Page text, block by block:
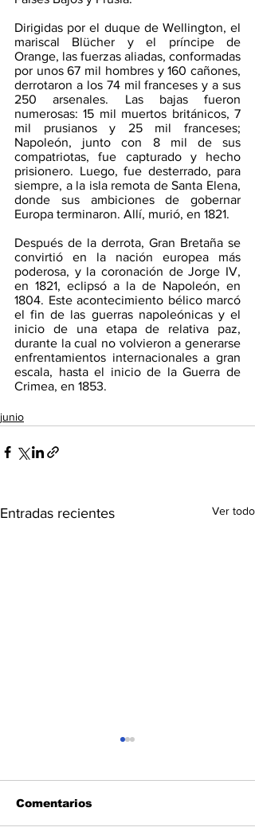
Dirigidas por el duque de Wellington, el
mariscal Blücher y el príncipe de
Orange, las fuerzas aliadas, conformadas
por unos 67 mil hombres y 160 cañones,
derrotaron a los 74 mil franceses y a sus
250 arsenales. Las bajas fueron
numerosas: 15 mil muertos británicos, 7
mil prusianos y 25 mil franceses;
Napoleón, junto con 8 mil de sus
compatriotas, fue capturado y hecho
prisionero. Luego, fue desterrado, para
siempre, a la isla remota de Santa Elena,
donde sus ambiciones de gobernar
Europa terminaron. Allí, murió, en 1821.
Después de la derrota, Gran Bretaña se
convirtió en la nación europea más
poderosa, y la coronación de Jorge IV,
en 1821, eclipsó a la de Napoleón, en
1804. Este acontecimiento bélico marcó
el fin de las guerras napoleónicas y el
inicio de una etapa de relativa paz,
durante la cual no volvieron a generarse
enfrentamientos internacionales a gran
escala, hasta el inicio de la Guerra de
Crimea, en 1853.
junio
Entradas recientes Ver todo
Comentarios